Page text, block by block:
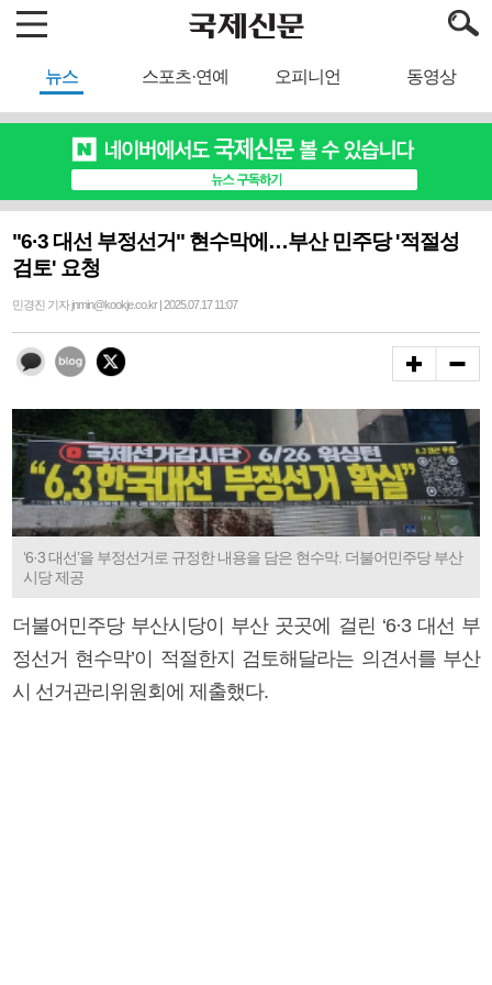
뉴스 스포츠·연예 오피니언 동영상
"6·3 대선 부정선거" 현수막에…부산 민주당 '적절성
검토' 요청
민경진 기자 jnmin@kookje.co.kr | 2025.07.17 11:07
‘6·3 대선’을 부정선거로 규정한 내용을 담은 현수막. 더불어민주당 부산
시당 제공
더불어민주당 부산시당이 부산 곳곳에 걸린 ‘6·3 대선 부
정선거 현수막’이 적절한지 검토해달라는 의견서를 부산
시 선거관리위원회에 제출했다.